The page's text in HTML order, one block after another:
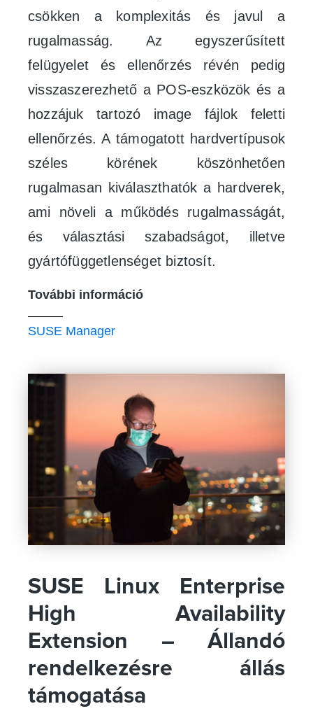
csökken a komplexitás és javul a
rugalmasság. Az egyszerűsített
felügyelet és ellenőrzés révén pedig
visszaszerezhető a POS-eszközök és a
hozzájuk tartozó image fájlok feletti
ellenőrzés. A támogatott hardvertípusok
széles körének köszönhetően
rugalmasan kiválaszthatók a hardverek,
ami növeli a működés rugalmasságát,
és választási szabadságot, illetve
gyártófüggetlenséget biztosít.
További információ
SUSE Manager
SUSE Linux Enterprise
High Availability
Extension – Állandó
rendelkezésre állás
támogatása